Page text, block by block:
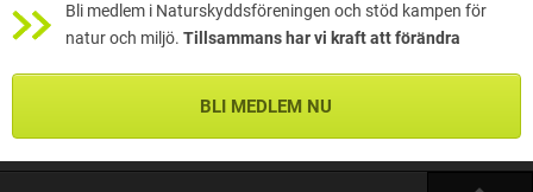
Bli medlem i Naturskyddsföreningen och stöd kampen för
natur och miljö. Tillsammans har vi kraft att förändra
BLI MEDLEM NU